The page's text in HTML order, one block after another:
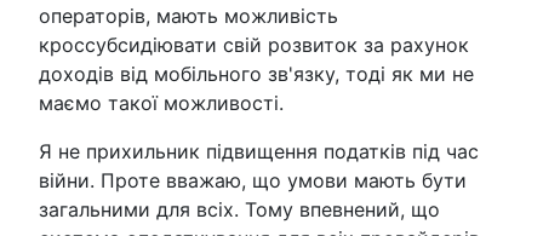
операторів, мають можливість
кроссубсидіювати свій розвиток за рахунок
доходів від мобільного зв'язку, тоді як ми не
маємо такої можливості.
Я не прихильник підвищення податків під час
війни. Проте вважаю, що умови мають бути
загальними для всіх. Тому впевнений, що